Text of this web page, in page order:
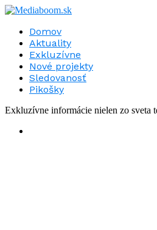
Domov
Aktuality
Exkluzívne
Nové projekty
Sledovanosť
Pikošky
Exkluzívne informácie nielen zo sveta